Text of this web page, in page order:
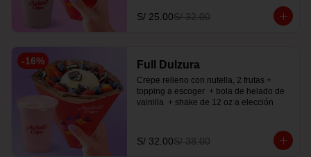
S/ 25.00S/ 32.00
-16% Full Dulzura
Crepe relleno con nutella, 2 frutas +
topping a escoger  + bola de helado de
vainilla  + shake de 12 oz a elección
S/ 32.00S/ 38.00